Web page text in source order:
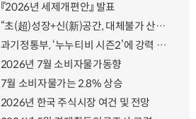
『2026년 세제개편안』 발표
“초(超)성장+신(新)공간, 대체불가 산업강국”
과기정통부, ‘누누티비 시즌2’에 강력 대응 의지 밝혀
2026년 7월 소비자물가동향
7월 소비자물가는 2.8% 상승
2026년 한국 주식시장 여건 및 전망